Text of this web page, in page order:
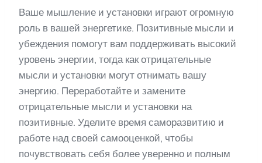
Ваше мышление и установки играют огромную
роль в вашей энергетике. Позитивные мысли и
убеждения помогут вам поддерживать высокий
уровень энергии, тогда как отрицательные
мысли и установки могут отнимать вашу
энергию. Переработайте и замените
отрицательные мысли и установки на
позитивные. Уделите время саморазвитию и
работе над своей самооценкой, чтобы
почувствовать себя более уверенно и полным